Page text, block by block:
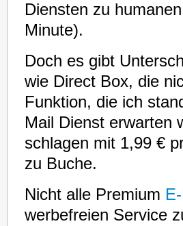
Diensten zu
Minute).
Doch es gibt
wie Direct Box, die
Funktion, die ich
Mail Dienst erwarten
schlagen mit 1,99 €
zu Buche.
Nicht alle Premium
werbefreien Service